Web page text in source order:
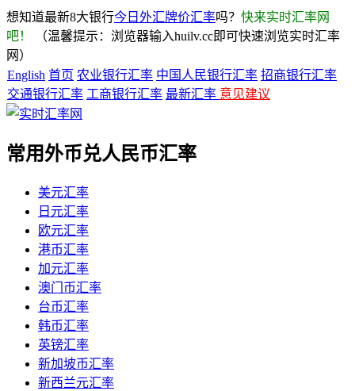
想知道最新8大银行今日外汇牌价汇率吗？ 快来实时汇率网
吧！
（温馨提示：浏览器输入huilv.cc即可快速浏览实时汇率
网）
English 首页 农业银行汇率 中国人民银行汇率 招商银行汇率
交通银行汇率 工商银行汇率 最新汇率 意见建议
常用外币兑人民币汇率
美元汇率
日元汇率
欧元汇率
港币汇率
加元汇率
澳门币汇率
台币汇率
韩币汇率
英镑汇率
新加坡币汇率
新西兰元汇率